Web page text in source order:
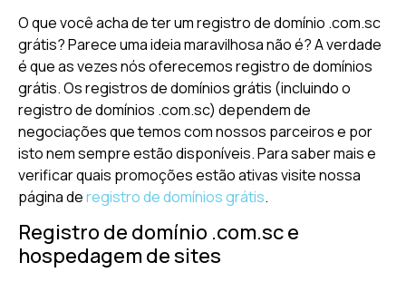
O que você acha de ter um registro de domínio .com.sc
grátis? Parece uma ideia maravilhosa não é? A verdade
é que as vezes nós oferecemos registro de domínios
grátis. Os registros de domínios grátis (incluindo o
registro de domínios .com.sc) dependem de
negociações que temos com nossos parceiros e por
isto nem sempre estão disponíveis. Para saber mais e
verificar quais promoções estão ativas visite nossa
página deregistro de domínios grátis.
Registro de domínio .com.sc e
hospedagem de sites